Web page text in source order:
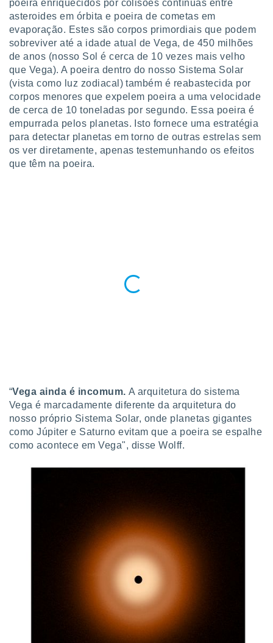
poeira enriquecidos por colisões contínuas entre
asteroides em órbita e poeira de cometas em
evaporação. Estes são corpos primordiais que podem
sobreviver até a idade atual de Vega, de 450 milhões
de anos (nosso Sol é cerca de 10 vezes mais velho
que Vega). A poeira dentro do nosso Sistema Solar
(vista como luz zodiacal) também é reabastecida por
corpos menores que expelem poeira a uma velocidade
de cerca de 10 toneladas por segundo. Essa poeira é
empurrada pelos planetas. Isto fornece uma estratégia
para detectar planetas em torno de outras estrelas sem
os ver diretamente, apenas testemunhando os efeitos
que têm na poeira.
“Vega ainda é incomum.A arquitetura do sistema
Vega é marcadamente diferente da arquitetura do
nosso próprio Sistema Solar, onde planetas gigantes
como Júpiter e Saturno evitam que a poeira se espalhe
como acontece em Vega", disse Wolff.